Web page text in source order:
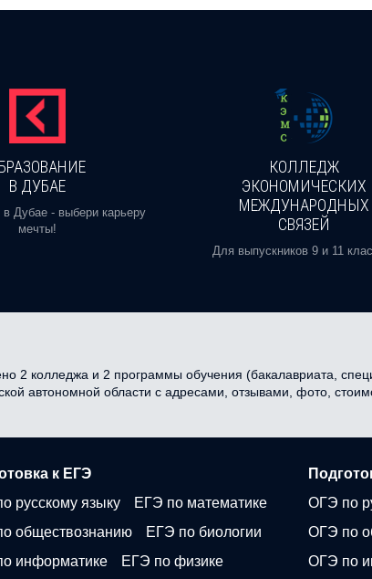
В ДУБАЕ
в Дубае - выбери карьеру
мечты!
КОЛЛЕДЖ
ЭКОНОМИЧЕСКИХ
МЕЖДУНАРОДНЫХ
СВЯЗЕЙ
Для выпускников 9 и 11
2 колледжа и 2 программы обучения (бакалавриата,
автономной области с адресами, отзывами, фото,
к ЕГЭ
русскому языку
ЕГЭ по математике
обществознанию
ЕГЭ по биологии
информатике
ЕГЭ по физике
ОГЭ по
ОГЭ по
ОГЭ по